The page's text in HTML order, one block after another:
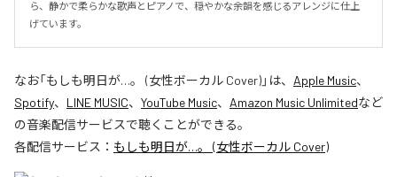
ら、静かで柔らかな歌声とピアノで、穏やかな余韻を感じるアレンジに仕上
げています。
なお「もしも明日が…。 (女性ボーカル Cover)」は、 Apple Music、
Spotify、 LINE MUSIC、 YouTube Music、 Amazon Music Unlimitedなど
の音楽配信サービスで聴くことができる。
各配信サービス： もしも明日が…。 (女性ボーカル Cover)